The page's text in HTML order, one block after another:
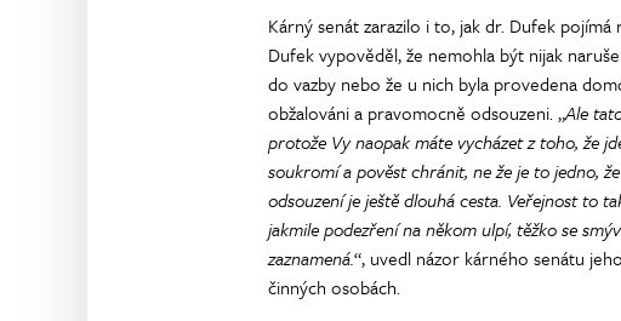
Kárný senát zarazilo i to, jak dr. Dufek
Dufek vypověděl, že nemohla být nijak
do vazby nebo že u nich byla provedena
obžalováni a pravomocně odsouzeni. „Ale
protože Vy naopak máte vycházet z toho, že
soukromí a pověst chránit, ne že je to jedno,
odsouzení je ještě dlouhá cesta. Veřejnost to
jakmile podezření na někom ulpí, těžko se
zaznamená.“, uvedl názor kárného senátu
činných osobách.